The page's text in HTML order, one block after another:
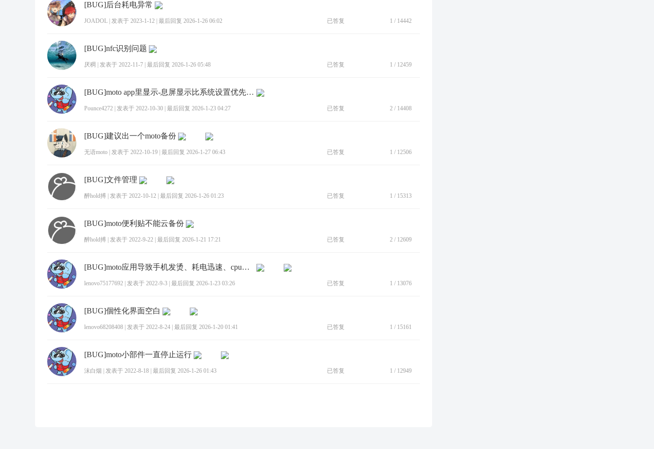
[BUG]后台耗电异常
JOADOL 发表于 2023-1-12 最后回复 2026-1-26 06:02 已答复 1 / 14442
[BUG]nfc识别问题
厌稠 发表于 2022-11-7 最后回复 2026-1-26 05:48 已答复 1 / 12459
[BUG]moto app里显示-息屏显示比系统设置优先级更高 关闭后
Pounce4272 发表于 2022-10-30 最后回复 2026-1-23 04:27 已答复 2 / 14408
[BUG]建议出一个moto备份
无语moto 发表于 2022-10-19 最后回复 2026-1-27 06:43 已答复 1 / 12506
[BUG]文件管理
醉hold搏 发表于 2022-10-12 最后回复 2026-1-26 01:23 已答复 1 / 15313
[BUG]moto便利贴不能云备份
醉hold搏 发表于 2022-9-22 最后回复 2026-1-21 17:21 已答复 2 / 12609
[BUG]moto应用导致手机发烫、耗电迅速、cpu占用高
lenovo75177692 发表于 2022-9-3 最后回复 2026-1-23 03:26 已答复 1 / 13076
[BUG]個性化界面空白
lenovo68208408 发表于 2022-8-24 最后回复 2026-1-20 01:41 已答复 1 / 15161
[BUG]moto小部件一直停止运行
沫白烟 发表于 2022-8-18 最后回复 2026-1-26 01:43 已答复 1 / 12949